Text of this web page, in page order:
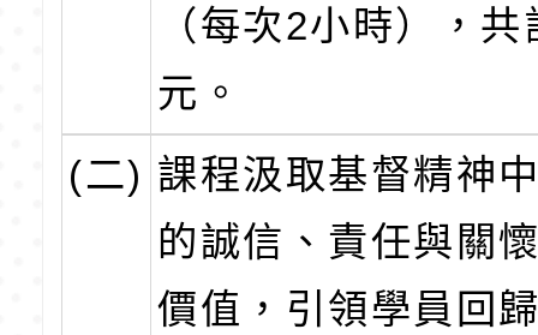
（每次2小時），
元。
(二) 課程汲取基督精神
的誠信、責任與關
價值，引領學員回